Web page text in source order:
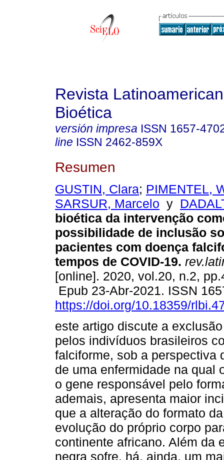
Revista
Bioética
versión impresa ISSN 1657-
line ISSN 2462-859X
Resumen
GUSTIN, Clara; PIMENTEL,
SARSUR, Marcelo y
bioética da intervenção
possibilidade de inclusão
pacientes com doença
tempos de COVID-19.
[online]. 2020, vol.20, n.2,
Epub 23-Abr-2021. ISSN
https://doi.org/10.18359/
este artigo discute a
pelos indivíduos brasileiros
falciforme, sob a perspectiva
de uma enfermidade na qual
o gene responsável pelo
ademais, apresenta maior
que a alteração do formato
evolução do próprio corpo
continente africano. Além da
negra sofre, há, ainda, um